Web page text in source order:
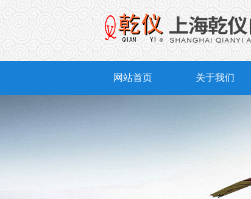
网站首页 关于我们